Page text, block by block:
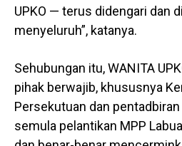
UPKO — terus didengari dan
menyeluruh”, katanya.
Sehubungan itu, WANITA
pihak berwajib, khususnya
Persekutuan dan
semula pelantikan MPP